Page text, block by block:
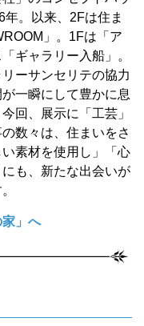
。以来、2Fは住ま
」。1Fは「ア
ギャラリー入船」。
ーサンセリテの協力
一瞬にして豊かに息
回、展示に「工芸」
数々は、住まいをさ
素材を使用し」「心
も、新たな出会いが
」へ